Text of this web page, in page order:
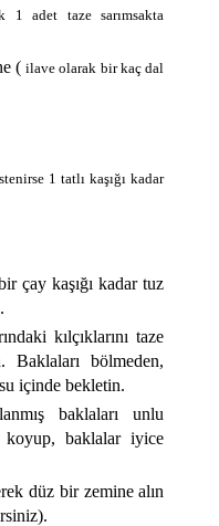
1 adet taze sarımsakta
( ilave olarak bir kaç dal
1 tatlı kaşığı kadar
çay kaşığı kadar tuz
kılçıklarını taze
Baklaları bölmeden,
içinde bekletin.
baklaları unlu
koyup, baklalar iyice
düz bir zemine alın